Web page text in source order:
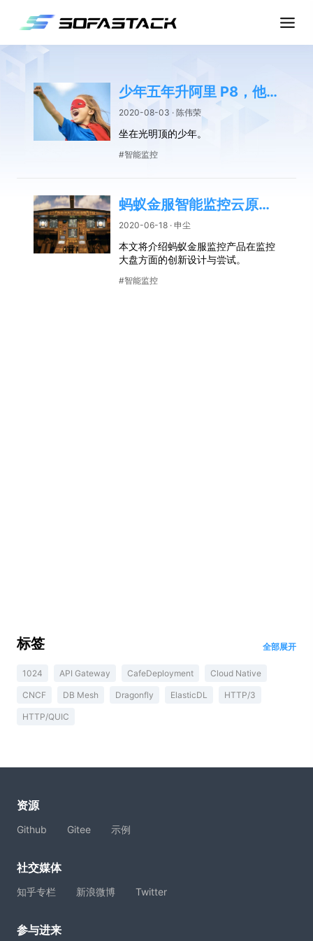
少年五年升阿里 P8，他如何从低谷登上“光明顶”？
2020-08-03 · 陈伟荣
坐在光明顶的少年。
#智能监控
蚂蚁金服智能监控云原生可观测大盘设计概览
2020-06-18 · 申尘
本文将介绍蚂蚁金服监控产品在监控
大盘方面的创新设计与尝试。
#智能监控
标签 全部展开
1024 API Gateway CafeDeployment Cloud Native
CNCF DB Mesh Dragonfly ElasticDL HTTP/3
HTTP/QUIC
资源
Github Gitee 示例
社交媒体
知乎专栏 新浪微博 Twitter
参与进来